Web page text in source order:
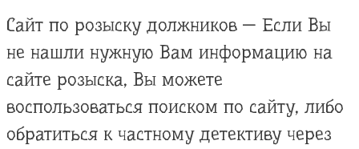
Сайт по розыску должников — Если Вы
не нашли нужную Вам информацию на
сайте розыска, Вы можете
воспользоваться поиском по сайту, либо
обратиться к частному детективу через